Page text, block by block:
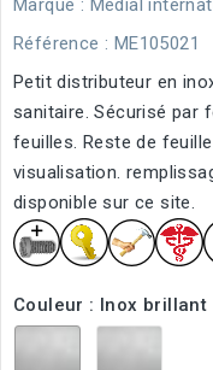
Marque : Medial
Référence : ME105021
Petit distributeur en
sanitaire. Sécurisé par
feuilles. Reste de
visualisation.
disponible sur ce site.
Couleur : Inox brillant
Inox
Inox